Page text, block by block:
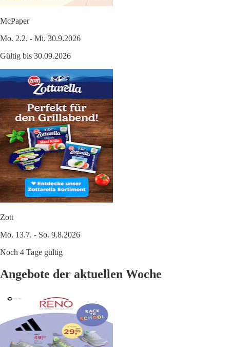
McPaper
Mo. 2.2. - Mi. 30.9.2026
Gültig bis 30.09.2026
Zott
Mo. 13.7. - So. 9.8.2026
Noch 4 Tage gültig
Angebote der aktuellen Woche